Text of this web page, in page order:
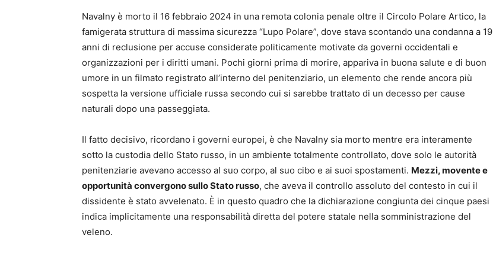
Navalny è morto il 16 febbraio 2024 in una remota colonia penale oltre il Circolo Polare Artico, la
famigerata struttura di massima sicurezza “Lupo Polare”, dove stava scontando una condanna a 19
anni di reclusione per accuse considerate politicamente motivate da governi occidentali e
organizzazioni per i diritti umani. Pochi giorni prima di morire, appariva in buona salute e di buon
umore in un filmato registrato all’interno del penitenziario, un elemento che rende ancora più
sospetta la versione ufficiale russa secondo cui si sarebbe trattato di un decesso per cause
naturali dopo una passeggiata.
Il fatto decisivo, ricordano i governi europei, è che Navalny sia morto mentre era interamente
sotto la custodia dello Stato russo, in un ambiente totalmente controllato, dove solo le autorità
penitenziarie avevano accesso al suo corpo, al suo cibo e ai suoi spostamenti. Mezzi, movente e
opportunità convergono sullo Stato russo, che aveva il controllo assoluto del contesto in cui il
dissidente è stato avvelenato. È in questo quadro che la dichiarazione congiunta dei cinque paesi
indica implicitamente una responsabilità diretta del potere statale nella somministrazione del
veleno.